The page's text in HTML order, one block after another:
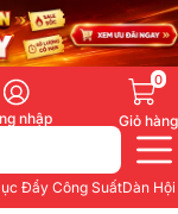
nhập
0
Giỏ hàng
Đẩy Công SuấtDàn